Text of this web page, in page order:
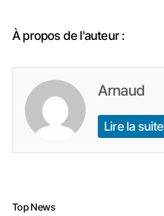
À propos de l'auteur :
Arnaud
Lire la suite
Top News